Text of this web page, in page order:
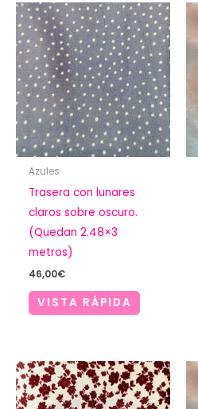
Azules
Trasera con lunares
claros sobre oscuro.
(Quedan 2.48×3
metros)
46,00€
VISTA RÁPIDA